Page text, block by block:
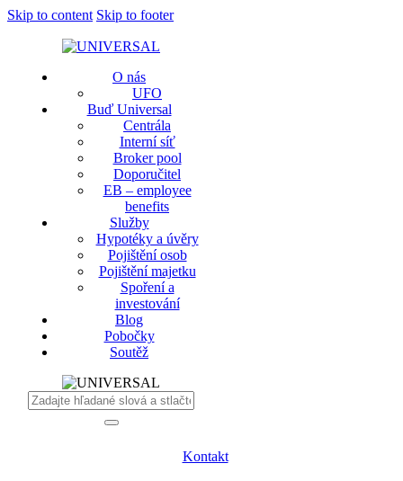
Skip to content Skip to footer
O nás
UFO
Buď Universal
Centrála
Interní síť
Broker pool
Doporučitel
EB – employee
benefits
Služby
Hypotéky a úvěry
Pojištění osob
Pojištění majetku
Spoření a
investování
Blog
Pobočky
Soutěž
Kontakt